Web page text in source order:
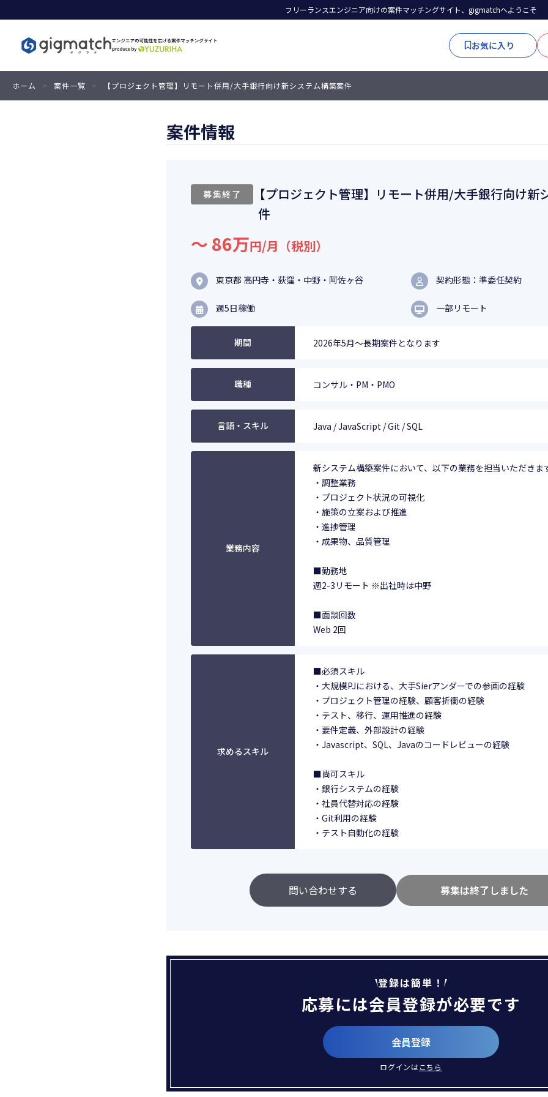
フリーランスエンジニア向けの案件マッチングサイト、gigmatchへようこそ
お気に入り
ホーム > 案件一覧 > 【プロジェクト管理】リモート併用/大手銀行向け新システム構築案件
案件情報
募集終了
【プロジェクト管理】リモート併用/大手銀行向け新
件
〜 86万円/月（税別）
東京都 高円寺・荻窪・中野・阿佐ヶ谷 契約形態：準委任契約
週5日稼働 一部リモート
期間 2026年5月～長期案件となります
職種 コンサル・PM・PMO
言語・スキル Java / JavaScript / Git / SQL
業務内容
新システム構築案件において、以下の業務を担当いただきま
・調整業務
・プロジェクト状況の可視化
・施策の立案および推進
・進捗管理
・成果物、品質管理
■勤務地
週2-3リモート ※出社時は中野
■面談回数
Web 2回
求めるスキル
■必須スキル
・大規模PJにおける、大手Sierアンダーでの参画の経験
・プロジェクト管理の経験、顧客折衝の経験
・テスト、移行、運用推進の経験
・要件定義、外部設計の経験
・Javascript、SQL、Javaのコードレビューの経験
■尚可スキル
・銀行システムの経験
・社員代替対応の経験
・Git利用の経験
・テスト自動化の経験
問い合わせする 募集は終了しました
登録は簡単！
応募には会員登録が必要です
会員登録
ログインはこちら